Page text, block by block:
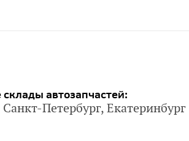
автозапчастей:
Петербург, Екатеринбург